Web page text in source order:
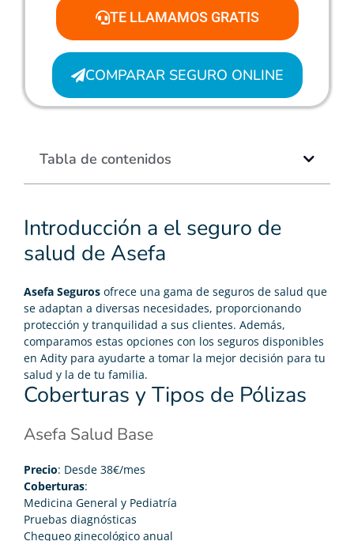
Introducción a el seguro de
salud de Asefa
Asefa Seguros ofrece una gama de seguros de salud que
se adaptan a diversas necesidades, proporcionando
protección y tranquilidad a sus clientes. Además,
comparamos estas opciones con los seguros disponibles
en Adity para ayudarte a tomar la mejor decisión para tu
salud y la de tu familia.
Coberturas y Tipos de Pólizas
Asefa Salud Base
Precio: Desde 38€/mes
Coberturas:
Medicina General y Pediatría
Pruebas diagnósticas
Chequeo ginecológico anual
TE LLAMAMOS GRATIS
COMPARAR SEGURO ONLINE
Tabla de contenidos